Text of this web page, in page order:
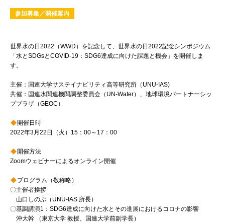
参加募集／開催案内
世界水の日2022（WWD）を記念して、世界水の日2022記念シンポジウム
「水とSDGsとCOVID-19：SDG6達成に向けた課題と機会」を開催しま
す。
主催：国連大学サステイナビリティ高等研究所（UNU-IAS)
共催：国連水関連機関調整委員会（UN-Water）、地球環境パートナーシッ
ププラザ（GEOC）
開催日時
2022年3月22日（火）15：00～17：00
開催方法
Zoomウェビナーによるオンライン開催
プログラム（敬称略）
〇主催者挨拶
山口しのぶ（UNU-IAS 所長）
〇基調講演1：SDG6達成に向けた水とその進展におけるコロナの影響
沖大幹 （東京大学 教授、国連大学前副学長）